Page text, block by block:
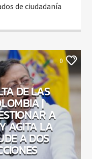
de ciudadanía
0
DE LAS
|
A
AGITA LA
A DOS